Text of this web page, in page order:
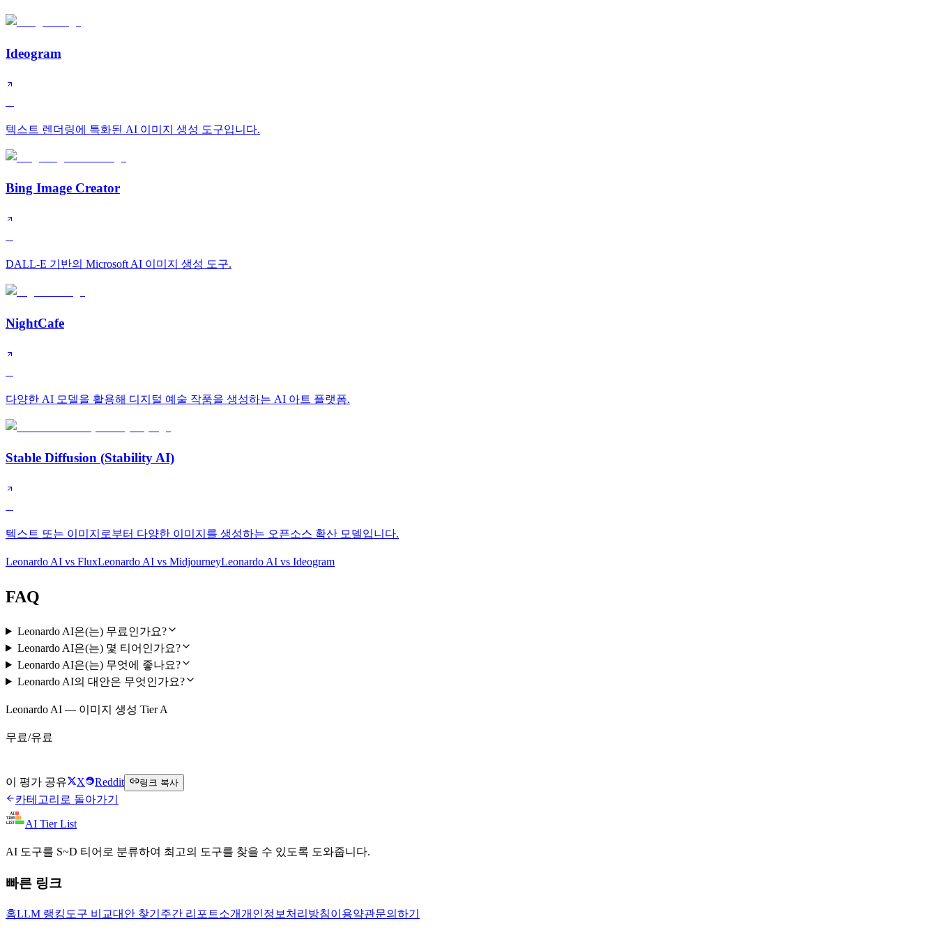
Ideogram
텍스트 렌더링에 특화된 AI 이미지 생성 도구입니다.
Bing Image Creator
DALL-E 기반의 Microsoft AI 이미지 생성 도구.
NightCafe
다양한 AI 모델을 활용해 디지털 예술 작품을 생성하는 AI 아트 플랫폼.
Stable Diffusion (Stability AI)
텍스트 또는 이미지로부터 다양한 이미지를 생성하는 오픈소스 확산 모델입니다.
Leonardo AI vs FluxLeonardo AI vs MidjourneyLeonardo AI vs Ideogram
FAQ
Leonardo AI은(는) 무료인가요?
Leonardo AI은(는) 몇 티어인가요?
Leonardo AI은(는) 무엇에 좋나요?
Leonardo AI의 대안은 무엇인가요?
Leonardo AI — 이미지 생성 Tier A
무료/유료
이 평가 공유 X Reddit 링크 복사
카테고리로 돌아가기
AI Tier List
AI 도구를 S~D 티어로 분류하여 최고의 도구를 찾을 수 있도록 도와줍니다.
빠른 링크
홈LLM 랭킹 도구 비교대안 찾기 주간 리포트소개개인정보처리방침이용약관문의하기